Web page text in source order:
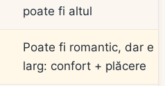
poate fi altul
Poate fi romantic, dar e
larg: confort + plăcere